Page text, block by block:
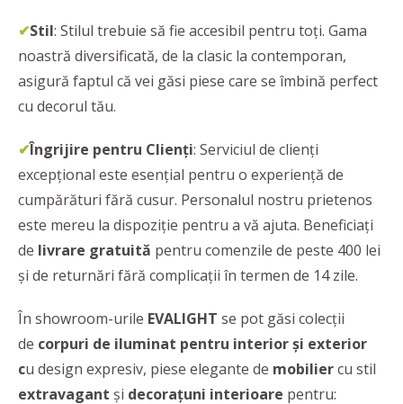
✔Stil: Stilul trebuie să fie accesibil pentru toți. Gama
noastră diversificată, de la clasic la contemporan,
asigură faptul că vei găsi piese care se îmbină perfect
cu decorul tău.
✔Îngrijire pentru Clienți: Serviciul de clienți
excepțional este esențial pentru o experiență de
cumpărături fără cusur. Personalul nostru prietenos
este mereu la dispoziție pentru a vă ajuta. Beneficiați
de livrare gratuită pentru comenzile de peste 400 lei
și de returnări fără complicații în termen de 14 zile.
În showroom-urile EVALIGHT se pot găsi colecții
de corpuri de iluminat pentru interior și exterior
cu design expresiv, piese elegante de mobiliercu stil
extravagant și decorațuni interioare pentru: